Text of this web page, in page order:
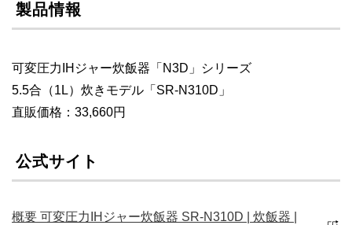
製品情報
可変圧力IHジャー炊飯器「N3D」シリーズ
5.5合（1L）炊きモデル「SR-N310D」
直販価格：33,660円
公式サイト
概要 可変圧力IHジャー炊飯器 SR-N310D | 炊飯器 |